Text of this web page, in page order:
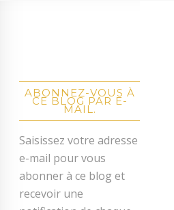
ABONNEZ-VOUS À
CE BLOG PAR E-
MAIL.
Saisissez votre adresse
e-mail pour vous
abonner à ce blog et
recevoir une